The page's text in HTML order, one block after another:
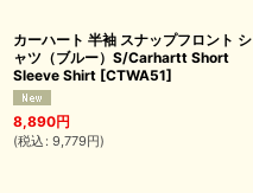
カーハート 半袖 スナップフロント シ
ャツ（ブルー）S/Carhartt Short
Sleeve Shirt [CTWA51]
8,890円
(税込 : 9,779円)